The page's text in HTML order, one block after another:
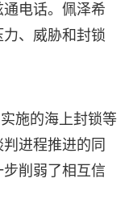
电话。佩泽希
、威胁和封锁
施的海上封锁等
进程推进的同
削弱了相互信